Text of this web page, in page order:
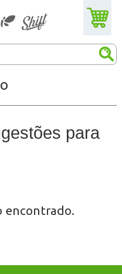
para
encontrado.